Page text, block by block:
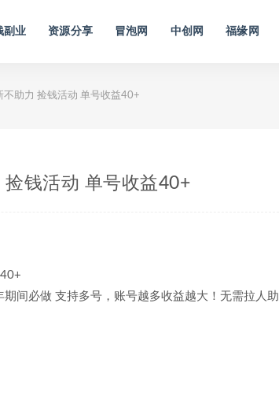
副业 资源分享 冒泡网 中创网 福缘网
助力 捡钱活动 单号收益40+
钱活动 单号收益40+
间必做 支持多号，账号越多收益越大！无需拉人助